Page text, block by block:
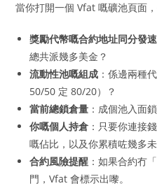
當你打開一個 Vfat 嘅礦池頁面
獎勵代幣嘅合約地址同分發
總共派幾多美金？
流動性池嘅組成 ：係邊兩種
50/50 定 80/20）？
當前總鎖倉量 ：成個池入面
你嘅個人持倉 ：只要你連接
嘅佔比，以及你累積咗幾多未
合約風險提醒 ：如果合約冇
門，Vfat 會標示出嚟。